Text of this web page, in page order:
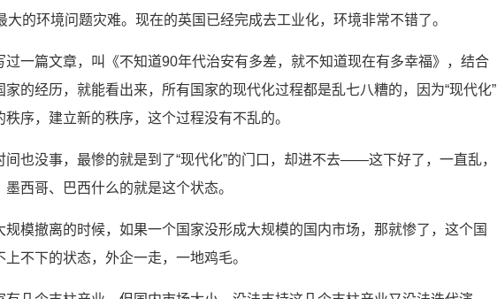
大的环境问题灾难。现在的英国已经完成去工业化，环境非常不错了。
过一篇文章，叫《不知道90年代治安有多差，就不知道现在有多幸福》，结合
家的经历，就能看出来，所有国家的现代化过程都是乱七八糟的，因为“现代化”
秩序，建立新的秩序，这个过程没有不乱的。
间也没事，最惨的就是到了“现代化”的门口，却进不去——这下好了，一直乱，
墨西哥、巴西什么的就是这个状态。
规模撤离的时候，如果一个国家没形成大规模的国内市场，那就惨了，这个国
上不下的状态，外企一走，一地鸡毛。